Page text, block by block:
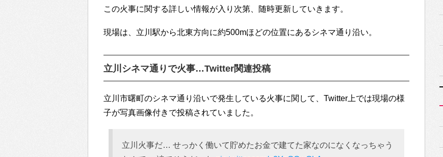
この火事に関する詳しい情報が入り次第、随時更新していきます。
現場は、立川駅から北東方向に約500mほどの位置にあるシネマ通り沿い。
立川シネマ通りで火事…Twitter関連投稿
立川市曙町のシネマ通り沿いで発生している火事に関して、Twitter上では現場の様
子が写真画像付きで投稿されていました。
立川火事だ… せっかく働いて貯めたお金で建てた家なのになくなっちゃう